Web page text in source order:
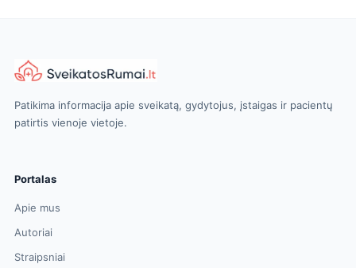
Patikima informacija apie sveikatą, gydytojus, įstaigas ir pacientų
patirtis vienoje vietoje.
Portalas
Apie mus
Autoriai
Straipsniai